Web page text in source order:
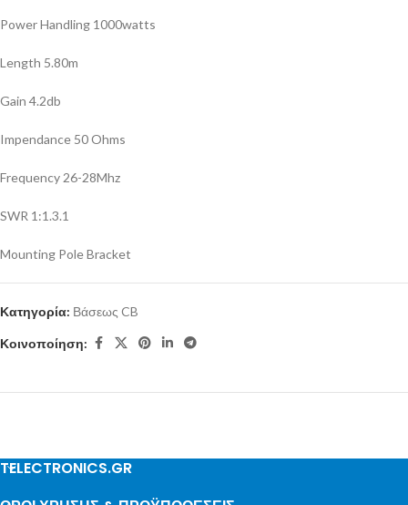
Power Handling 1000watts
Length 5.80m
Gain 4.2db
Impendance 50 Ohms
Frequency 26-28Mhz
SWR 1:1.3.1
Mounting Pole Bracket
Κατηγορία: Βάσεως CB
Κοινοποίηση:
TELECTRONICS.GR